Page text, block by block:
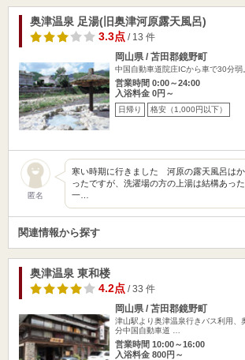
奥津温泉 足湯(旧奥津河原露天風呂)
3.3点/ 13 件
岡山県 / 苫田郡鏡野町
中国自動車道院庄ICから車で30分弱
営業時間 0:00～24:00
入浴料金 0円～
日帰り 格安（1,000円以下）
匿名
寒い時期に行きました 河原の露天風呂は
ったですが、洗濯場の方の上湯は結構あっ
一…
関連情報から探す
奥津温泉 東和楼
4.2点/ 33 件
岡山県 / 苫田郡鏡野町
津山駅より奥津温泉行きバス利用、
分中国自動車道 …
営業時間 10:00～16:00
入浴料金 800円～